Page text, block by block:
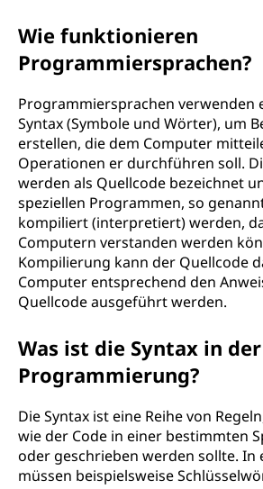
Wie funktionieren
Programmiersprachen?
Programmiersprachen verwenden
Syntax (Symbole und Wörter), um
erstellen, die dem Computer
Operationen er durchführen soll.
werden als Quellcode bezeichnet
speziellen Programmen, so
kompiliert (interpretiert) werden,
Computern verstanden werden
Kompilierung kann der Quellcode
Computer entsprechend den
Quellcode ausgeführt werden.
Was ist die Syntax in der
Programmierung?
Die Syntax ist eine Reihe von
wie der Code in einer bestimmten
oder geschrieben werden sollte. In
müssen beispielsweise